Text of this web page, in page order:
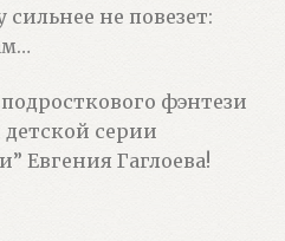
не повезет:
фэнтези
серии
Евгения Гаглоева!